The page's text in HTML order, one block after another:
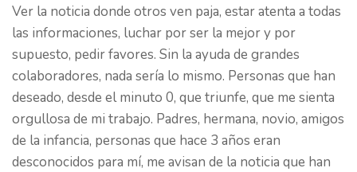
Ver la noticia donde otros ven paja, estar atenta a todas
las informaciones, luchar por ser la mejor y por
supuesto, pedir favores. Sin la ayuda de grandes
colaboradores, nada sería lo mismo. Personas que han
deseado, desde el minuto 0, que triunfe, que me sienta
orgullosa de mi trabajo. Padres, hermana, novio, amigos
de la infancia, personas que hace 3 años eran
desconocidos para mí, me avisan de la noticia que han